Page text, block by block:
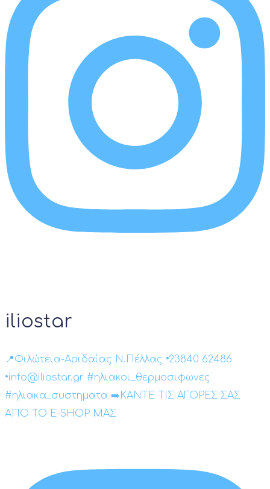
iliostar
📍Φιλώτεια-Αριδαίας Ν.Πέλλας •23840 62486
•info@iliostar.gr #ηλιακοι_θερμοσιφωνες
#ηλιακα_συστηματα ➡️ΚΑΝΤΕ ΤΙΣ ΑΓΟΡΕΣ ΣΑΣ
ΑΠΟ ΤΟ E-SHOP ΜΑΣ